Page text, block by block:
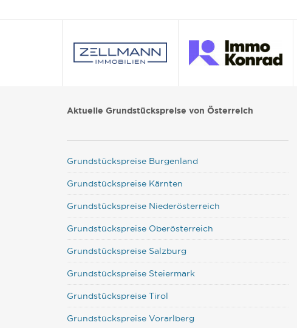
Aktuelle Grundstückspreise von Österreich
Grundstückspreise Burgenland
Grundstückspreise Kärnten
Grundstückspreise Niederösterreich
Grundstückspreise Oberösterreich
Grundstückspreise Salzburg
Grundstückspreise Steiermark
Grundstückspreise Tirol
Grundstückspreise Vorarlberg